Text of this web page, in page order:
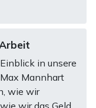
in unsere
Mannhart
wie wir